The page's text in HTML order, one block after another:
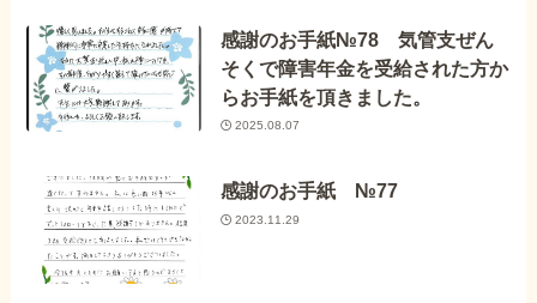
感謝のお手紙№78 気管支ぜん
そくで障害年金を受給された方か
らお手紙を頂きました。
2025.08.07
感謝のお手紙 №77
2023.11.29